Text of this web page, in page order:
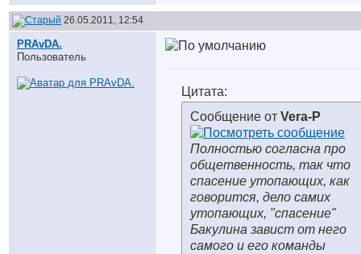
26.05.2011, 12:54
PRAvDA.
Пользователь
Цитата:
Сообщение от Vera-P
Полностью согласна про
общетвенность, так что
спасение утопающих, как
говорится, дело самих
утопающих, "спасение"
Бакулина завист от него
самого и его команды